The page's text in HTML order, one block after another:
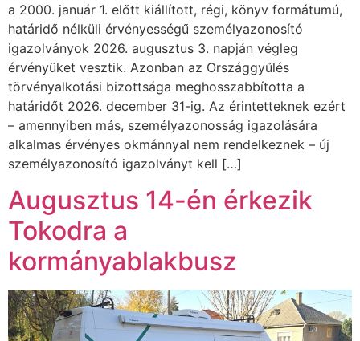
a 2000. január 1. előtt kiállított, régi, könyv formátumú,
határidő nélküli érvényességű személyazonosító
igazolványok 2026. augusztus 3. napján végleg
érvényüket vesztik. Azonban az Országgyűlés
törvényalkotási bizottsága meghosszabbította a
határidőt 2026. december 31-ig. Az érintetteknek ezért
– amennyiben más, személyazonosság igazolására
alkalmas érvényes okmánnyal nem rendelkeznek – új
személyazonosító igazolványt kell […]
Augusztus 14-én érkezik
Tokodra a
kormányablakbusz